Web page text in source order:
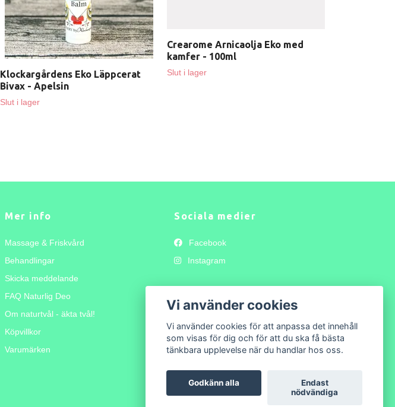
Klockargårdens Eko Läppcerat
Bivax - Apelsin
Slut i lager
Crearome Arnicaolja Eko med
kamfer - 100ml
Slut i lager
Mer info
Massage & Friskvård
Behandlingar
Skicka meddelande
FAQ Naturlig Deo
Om naturtvål - äkta tvål!
Köpvillkor
Varumärken
Sociala medier
Facebook
Instagram
Vi använder cookies
Vi använder cookies för att anpassa det innehåll
som visas för dig och för att du ska få bästa
tänkbara upplevelse när du handlar hos oss.
Godkänn alla
Endast
nödvändiga